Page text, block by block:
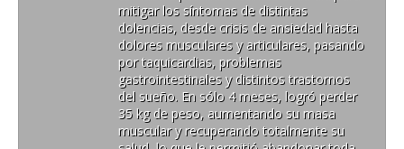
mitigar los síntomas de distintas
dolencias, desde crisis de ansiedad hasta
dolores musculares y articulares, pasando
por taquicardias, problemas
gastrointestinales y distintos trastornos
del sueño. En sólo 4 meses, logró perder
35 kg de peso, aumentando su masa
muscular y recuperando totalmente su